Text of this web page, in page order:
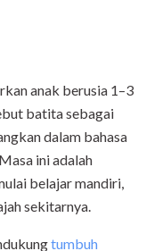
anak berusia 1–3
batita sebagai
dalam bahasa
ini adalah
belajar mandiri,
sekitarnya.
tumbuh